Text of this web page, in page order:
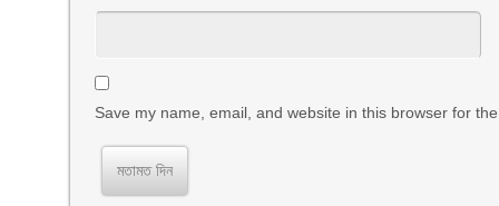
Save my name, email, and website in this browser for